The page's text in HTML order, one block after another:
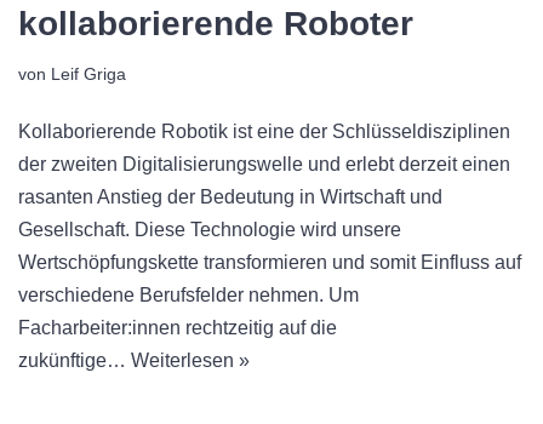
kollaborierende Roboter
von Leif Griga
Kollaborierende Robotik ist eine der Schlüsseldisziplinen
der zweiten Digitalisierungswelle und erlebt derzeit einen
rasanten Anstieg der Bedeutung in Wirtschaft und
Gesellschaft. Diese Technologie wird unsere
Wertschöpfungskette transformieren und somit Einfluss auf
verschiedene Berufsfelder nehmen. Um
Facharbeiter:innen rechtzeitig auf die
zukünftige… Weiterlesen »